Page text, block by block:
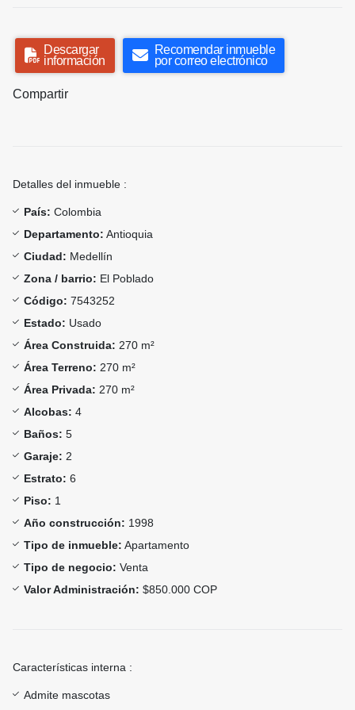
Descargar
información
Recomendar inmueble
por correo electrónico
Compartir
Detalles del inmueble :
País: Colombia
Departamento: Antioquia
Ciudad: Medellín
Zona / barrio: El Poblado
Código: 7543252
Estado: Usado
Área Construida: 270 m²
Área Terreno: 270 m²
Área Privada: 270 m²
Alcobas: 4
Baños: 5
Garaje: 2
Estrato: 6
Piso: 1
Año construcción: 1998
Tipo de inmueble: Apartamento
Tipo de negocio: Venta
Valor Administración: $850.000 COP
Características interna :
Admite mascotas